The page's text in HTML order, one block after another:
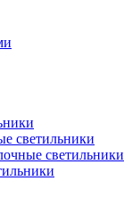
светильники
светильники